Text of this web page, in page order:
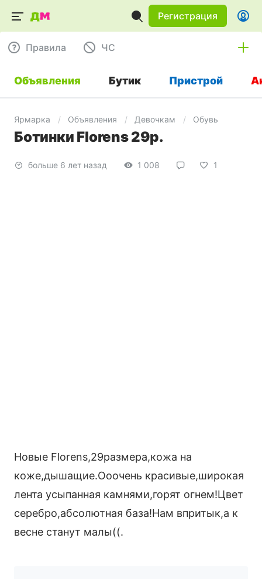
Регистрация
Правила ЧC
Объявления Бутик Пристрой
Ярмарка Объявления Девочкам Обувь
Ботинки Florens 29р.
больше 6 лет назад 1 008 1
Новые Florens,29размера,кожа на
коже,дышащие.Ооочень красивые,широкая
лента усыпанная камнями,горят огнем!Цвет
серебро,абсолютная база!Нам впритык,а к
весне станут малы((.